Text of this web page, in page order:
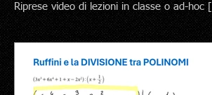
Riprese video di lezioni in classe o ad-hoc [